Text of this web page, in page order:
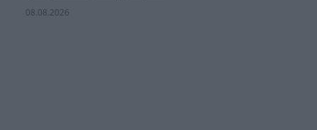
08.08.2026